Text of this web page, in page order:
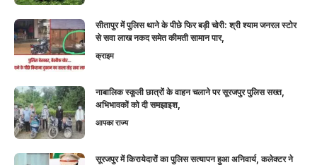
सीतापुर में पुलिस थाने के पीछे फिर बड़ी चोरी: श्री श्याम जनरल स्टोर
से सवा लाख नकद समेत कीमती सामान पार,
क्राइम
नाबालिक स्कूली छात्रों के वाहन चलाने पर सूरजपुर पुलिस सख्त,
अभिभावकों को दी समझाइश,
आपका राज्य
सूरजपुर में किरायेदारों का पुलिस सत्यापन हुआ अनिवार्य, कलेक्टर ने